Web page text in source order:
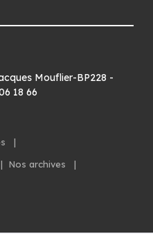
Mouflier-BP228 -
18 66
|
| Nos archives
|